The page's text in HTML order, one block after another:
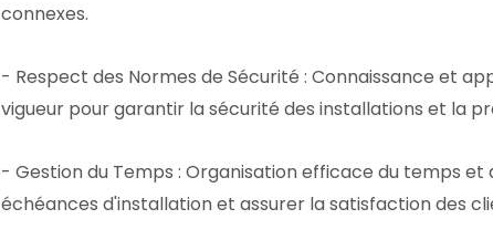
connexes.
- Respect des Normes de Sécurité : Connaissance et
vigueur pour garantir la sécurité des installations et la
- Gestion du Temps : Organisation efficace du temps
échéances d'installation et assurer la satisfaction des